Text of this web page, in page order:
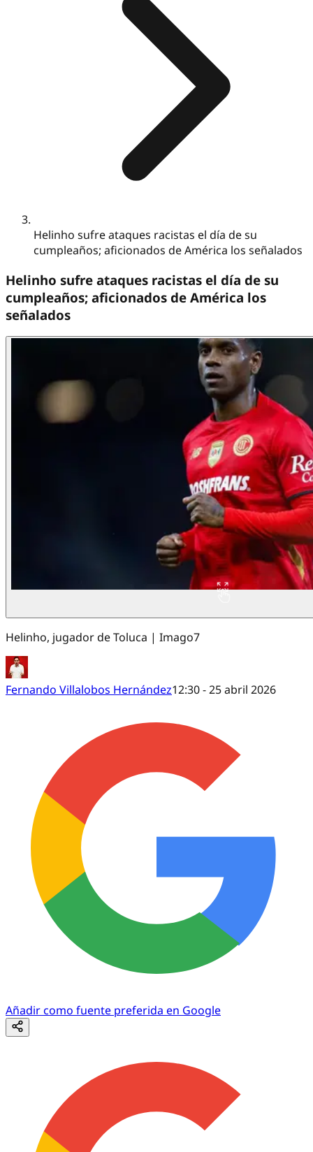
Helinho sufre ataques racistas el día de su
cumpleaños; aficionados de América los señalados
Helinho sufre ataques racistas el día de su
cumpleaños; aficionados de América los
señalados
Helinho, jugador de Toluca | Imago7
Fernando Villalobos Hernández12:30 - 25 abril 2026
Añadir como fuente preferida en Google